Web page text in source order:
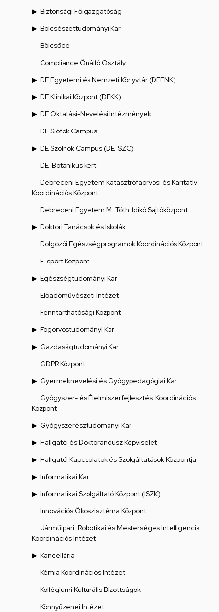
Biztonsági Főigazgatóság
Bölcsészettudományi Kar
Bölcsőde
Compliance Önálló Osztály
DE Egyetemi és Nemzeti Könyvtár (DEENK)
DE Klinikai Központ (DEKK)
DE Oktatási-Nevelési Intézmények
DE Siófok Campus
DE Szolnok Campus (DE-SZC)
DE-Botanikus kert
Debreceni Egyetem Katasztrófaorvosi és Karitatív
Koordinációs Központ
Debreceni Egyetem M. Tóth Ildikó Sajtóközpont
Doktori Tanácsok és Iskolák
Dolgozói Egészségprogramok Koordinációs Központ
E-sport Központ
Egészségtudományi Kar
Előadóművészeti Intézet
Fenntarthatósági Központ
Fogorvostudományi Kar
Gazdaságtudományi Kar
GDPR Központ
Gyermeknevelési és Gyógypedagógiai Kar
Gyógyszer- és Élelmiszerfejlesztési Koordinációs
Központ
Gyógyszerésztudományi Kar
Hallgatói és Doktorandusz Képviselet
Hallgatói Kapcsolatok és Szolgáltatások Központja
Informatikai Kar
Informatikai Szolgáltató Központ (ISZK)
Innovációs Ökoszisztéma Központ
Járműipari, Robotikai és Mesterséges Intelligencia
Koordinációs Intézet
Kancellária
Kémia Koordinációs Intézet
Kollégiumi Kulturális Bizottságok
Könnyűzenei Intézet